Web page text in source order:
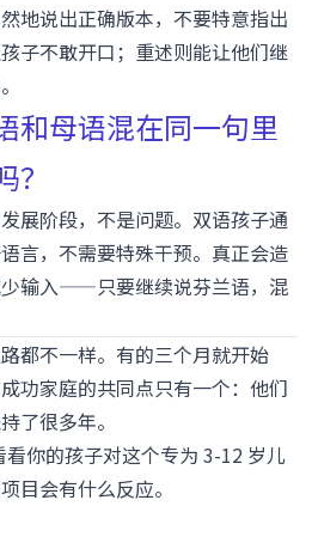
地说出正确版本，不要特意指出
子不敢开口；重述则能让他们继
和母语混在同一句里
展阶段，不是问题。双语孩子通
言，不需要特殊干预。真正会造
输入——只要继续说芬兰语，混
都不一样。有的三个月就开始
功家庭的共同点只有一个：他们
了很多年。
看你的孩子对这个专为 3-12 岁儿
目会有什么反应。